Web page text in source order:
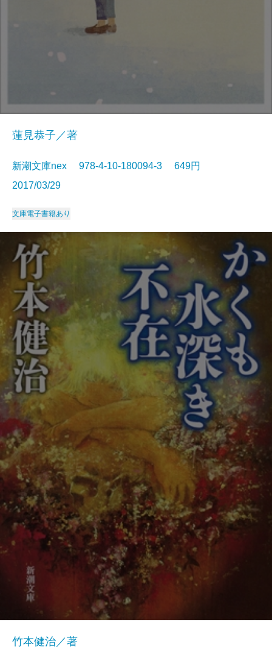
蓮見恭子／著
新潮文庫nex 978-4-10-180094-3 649円
2017/03/29
文庫電子書籍あり
竹本健治／著